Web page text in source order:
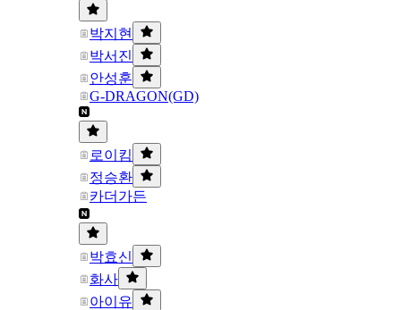
박지현
박서진
안성훈
G-DRAGON(GD)
로이킴
정승환
카더가든
박효신
화사
아이유